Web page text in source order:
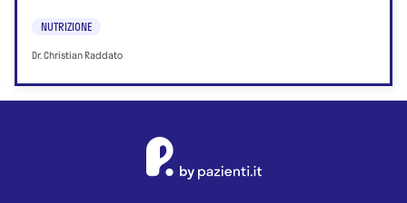
NUTRIZIONE
Dr. Christian Raddato